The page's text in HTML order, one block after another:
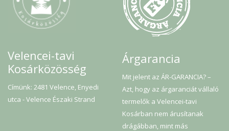
Velencei-tavi
Kosárközösség
Címünk: 2481 Velence, Enyedi
utca - Velence Északi Strand
Árgarancia
Mit jelent az ÁR-GARANCIA? –
Azt, hogy az árgaranciát vállaló
termelők a Velencei-tavi
Kosárban nem árusítanak
drágábban, mint más